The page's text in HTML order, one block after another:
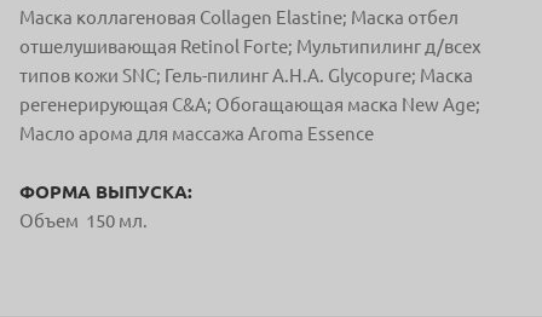
Маска коллагеновая Collagen Elastine; Маска отбел
отшелушивающая Retinol Forte; Мультипилинг д/всех
типов кожи SNC; Гель-пилинг А.Н.А. Glycopure; Маска
регенерирующая C&A; Обогащающая маска New Age;
Масло арома для массажа Aroma Essence
ФОРМА ВЫПУСКА:
Объем 150 мл.